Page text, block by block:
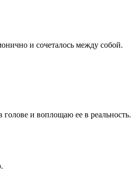
и сочеталось между собой.
и воплощаю ее в реальность.